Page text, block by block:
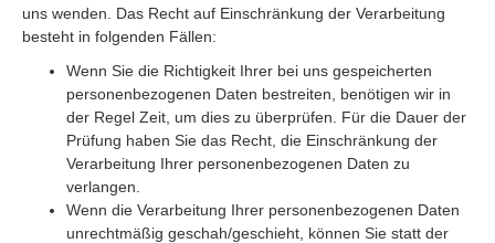
uns wenden. Das Recht auf Einschränkung der Verarbeitung
besteht in folgenden Fällen:
Wenn Sie die Richtigkeit Ihrer bei uns gespeicherten
personenbezogenen Daten bestreiten, benötigen wir in
der Regel Zeit, um dies zu überprüfen. Für die Dauer der
Prüfung haben Sie das Recht, die Einschränkung der
Verarbeitung Ihrer personenbezogenen Daten zu
verlangen.
Wenn die Verarbeitung Ihrer personenbezogenen Daten
unrechtmäßig geschah/geschieht, können Sie statt der